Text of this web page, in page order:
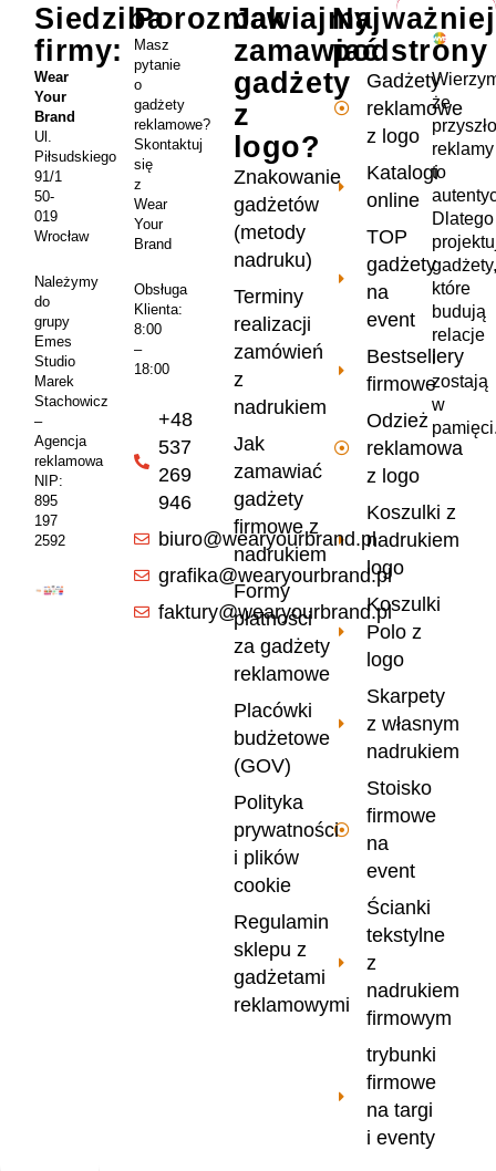
że
reklamy
to
Dlatego
gadżety,
które
budują
relacje
i
zostają
w
podstrony
Gadżety
reklamowe
z logo
Katalogi
online
TOP
gadżety
na
event
Bestsellery
firmowe
Odzież
reklamowa
z logo
Koszulki z
nadrukiem
logo
Koszulki
Polo z
logo
Skarpety
z własnym
nadrukiem
Stoisko
firmowe
na
event
Ścianki
tekstylne
z
nadrukiem
firmowym
trybunki
firmowe
na targi
i eventy
Jak
zamawiać
gadżety
z
logo?
Znakowanie
gadżetów
(metody
nadruku)
Terminy
realizacji
zamówień
z
nadrukiem
Jak
zamawiać
gadżety
firmowe z
nadrukiem
Formy
płatności
za gadżety
reklamowe
Placówki
budżetowe
(GOV)
Polityka
prywatności
i plików
cookie
Regulamin
sklepu z
gadżetami
reklamowymi
Porozmawiajmy
Masz
pytanie
o
gadżety
reklamowe?
Skontaktuj
się
z
Wear
Your
Brand
Obsługa
Klienta:
8:00
–
18:00
+48
537
269
946
biuro@wearyourbrand.pl
grafika@wearyourbrand.pl
faktury@wearyourbrand.pl
Siedziba
firmy:
Wear
Your
Brand
Ul.
Piłsudskiego
91/1
50-
019
Wrocław
Należymy
do
grupy
Emes
Studio
Marek
Stachowicz
–
Agencja
reklamowa
NIP:
895
197
2592